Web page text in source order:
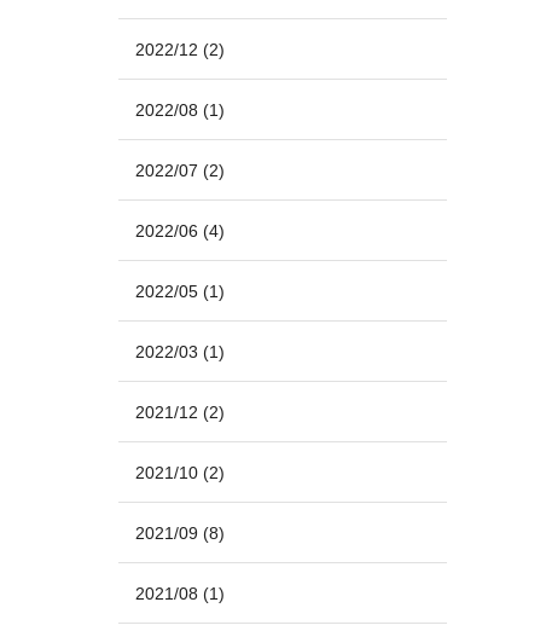
2022/12 (2)
2022/08 (1)
2022/07 (2)
2022/06 (4)
2022/05 (1)
2022/03 (1)
2021/12 (2)
2021/10 (2)
2021/09 (8)
2021/08 (1)